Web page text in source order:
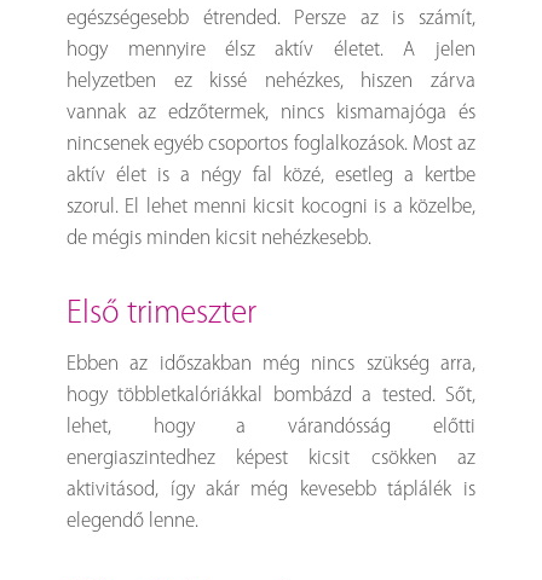
egészségesebb étrended. Persze az is számít,
hogy mennyire élsz aktív életet. A jelen
helyzetben ez kissé nehézkes, hiszen zárva
vannak az edzőtermek, nincs kismamajóga és
nincsenek egyéb csoportos foglalkozások. Most az
aktív élet is a négy fal közé, esetleg a kertbe
szorul. El lehet menni kicsit kocogni is a közelbe,
de mégis minden kicsit nehézkesebb.
első trimeszter
Ebben az időszakban még nincs szükség arra,
hogy többletkalóriákkal bombázd a tested. Sőt,
lehet, hogy a várandósság előtti
energiaszintedhez képest kicsit csökken az
aktivitásod, így akár még kevesebb táplálék is
elegendő lenne.